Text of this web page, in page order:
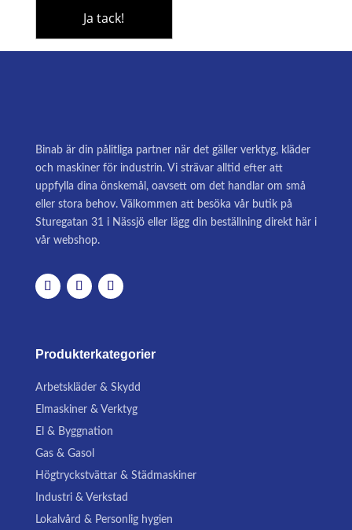
Binab är din pålitliga partner när det gäller verktyg, kläder
och maskiner för industrin. Vi strävar alltid efter att
uppfylla dina önskemål, oavsett om det handlar om små
eller stora behov. Välkommen att besöka vår butik på
Sturegatan 31 i Nässjö eller lägg din beställning direkt här i
vår webshop.
Produkterkategorier
Arbetskläder & Skydd
Elmaskiner & Verktyg
El & Byggnation
Gas & Gasol
Högtryckstvättar & Städmaskiner
Industri & Verkstad
Lokalvård & Personlig hygien